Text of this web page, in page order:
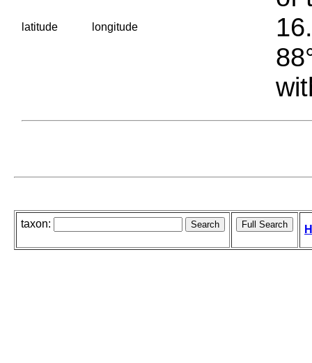
latitude longitude
taxon: